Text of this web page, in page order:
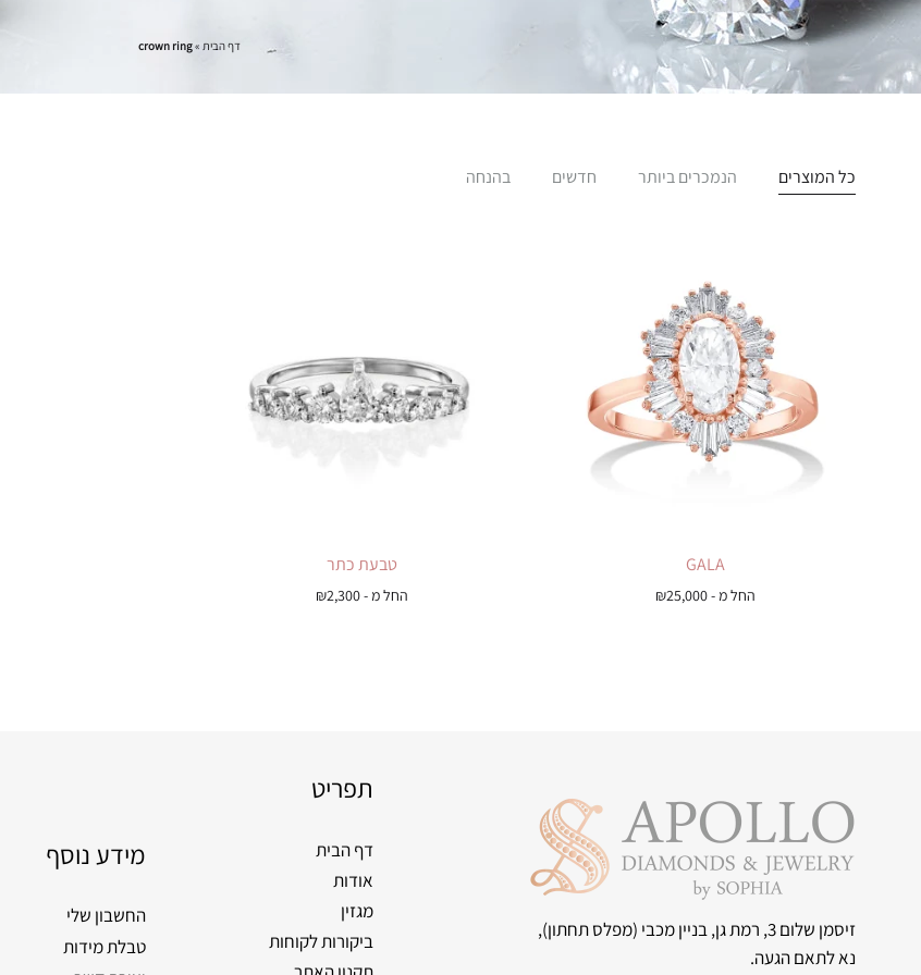
דף הבית »
crown ring
כל המוצרים הנמכרים ביותר חדשים בהנחה
GALA
החל מ - ₪25,000
טבעת כתר
החל מ - ₪2,300
זיסמן שלום 3, רמת גן, בניין מכבי
(מפלס תחתון),
נא לתאם הגעה.
תפריט
דף הבית
אודות
מגזין
ביקורות לקוחות
מידע נוסף
החשבון שלי
טבלת מידות